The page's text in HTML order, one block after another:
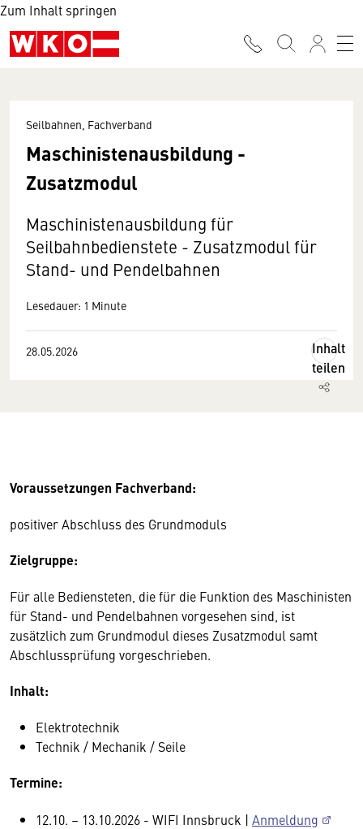
Zum Inhalt springen
Seilbahnen, Fachverband
Maschinistenausbildung -
Zusatzmodul
Maschinistenausbildung für
Seilbahnbedienstete - Zusatzmodul für
Stand- und Pendelbahnen
Lesedauer: 1 Minute
28.05.2026
Inhalt
teilen
Voraussetzungen Fachverband:
positiver Abschluss des Grundmoduls
Zielgruppe:
Für alle Bediensteten, die für die Funktion des Maschinisten
für Stand- und Pendelbahnen vorgesehen sind, ist
zusätzlich zum Grundmodul dieses Zusatzmodul samt
Abschlussprüfung vorgeschrieben.
Inhalt:
Elektrotechnik
Technik / Mechanik / Seile
Termine:
12.10. – 13.10.2026 - WIFI Innsbruck | Anmeldung